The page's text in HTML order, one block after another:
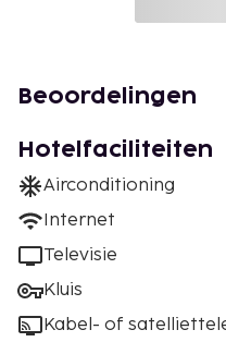
Beoordelingen
Hotelfaciliteiten
Airconditioning
Internet
Televisie
Kluis
Kabel- of